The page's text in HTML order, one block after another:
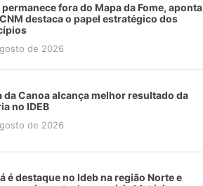
permanece fora do Mapa da Fome, aponta
destaca o papel estratégico dos
de 2026
da Canoa alcança melhor resultado da
no IDEB
de 2026
é destaque no Ideb na região Norte e